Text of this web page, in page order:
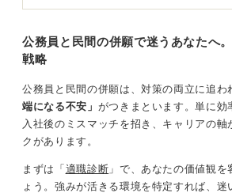
また、募集人数が多い企業を狙うと良
して採用決定しているケースが多く、
内定を辞退することになった場合でも
とはいえ、最終的に一番大切だと感じ
の企業に興味を持てるか」という点で
では、公務員と受けながら小売やサー
して、焦らず進んでいきましょう。
公務員と民間の併願で迷うあなたへ
戦略
公務員と民間の併願は、対策の両立に追わ
端になる不安」 がつきまといます。単に効
入社後のミスマッチを招き、キャリアの軸
クがあります。
まずは「適職診断 」で、あなたの価値観を
ょう。 強みが活きる環境を特定すれば、迷